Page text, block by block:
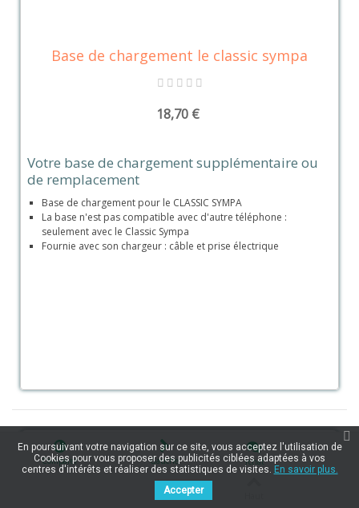
Base de chargement le classic sympa
18,70 €
Votre base de chargement supplémentaire ou
de remplacement
Base de chargement pour le CLASSIC SYMPA
La base n'est pas compatible avec d'autre téléphone :
seulement avec le Classic Sympa
Fournie avec son chargeur : câble et prise électrique
Comparer Gauche Tchat
En poursuivant votre navigation sur ce site, vous acceptez l'utilisation de
Cookies pour vous proposer des publicités ciblées adaptées à vos
centres d'intérêts et réaliser des statistiques de visites. En savoir plus.
Accepter